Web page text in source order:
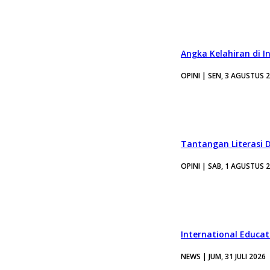
Angka Kelahiran di
OPINI | SEN, 3 AGUSTUS
Tantangan Literasi
OPINI | SAB, 1 AGUSTUS
International
NEWS | JUM, 31 JULI 2026